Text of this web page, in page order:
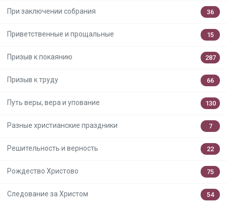
При заключении собрания 36
Приветственные и прощальные 15
Призыв к покаянию 287
Призыв к труду 66
Путь веры, вера и упование 130
Разные христианские праздники 7
Решительность и верность 22
Рождество Христово 75
Следование за Христом 54